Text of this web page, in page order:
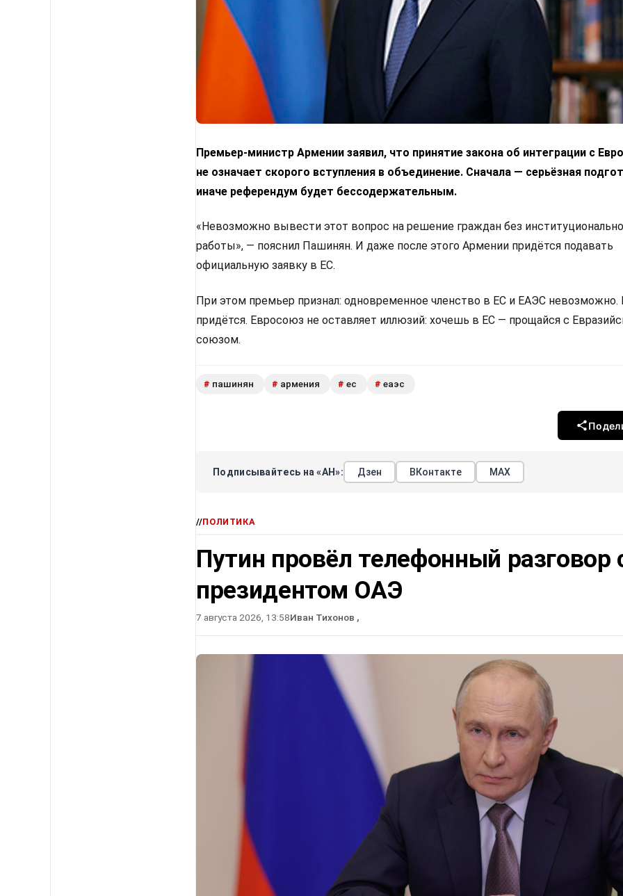
Премьер-министр Армении заявил, что принятие закона об интеграции с
не означает скорого вступления в объединение. Сначала — серьёзная
иначе референдум будет бессодержательным.
«Невозможно вывести этот вопрос на решение граждан без
работы», — пояснил Пашинян. И даже после этого Армении придётся подавать
официальную заявку в ЕС.
При этом премьер признал: одновременное членство в ЕС и ЕАЭС невозможно.
придётся. Евросоюз не оставляет иллюзий: хочешь в ЕС — прощайся с
союзом.
# пашинян # армения # ес # еаэс
Подписывайтесь на «АН»: Дзен ВКонтакте МАХ
//ПОЛИТИКА
Путин провёл телефонный разговор
президентом ОАЭ
7 августа 2026, 13:58Иван Тихонов ,